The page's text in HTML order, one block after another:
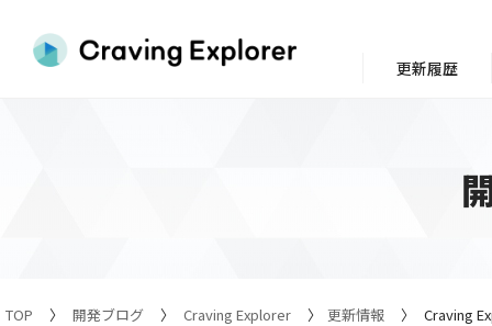
TOP 開発ブログ Craving Explorer 更新情報 Craving
更新履歴